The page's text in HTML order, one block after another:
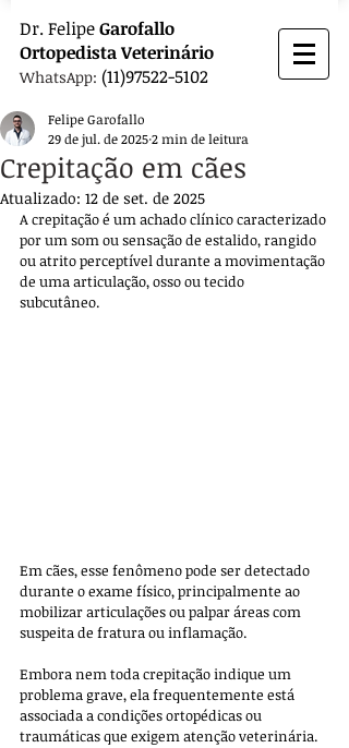
Dr. FelipeGarofallo
OrtopedistaVeterinário
WhatsApp: (11)97522-5102
Crepitação em cães
Felipe Garofallo
29 de jul. de 20252 min de leitura
Atualizado: 12 de set. de 2025
A crepitação é um achado clínico caracterizado
por um som ou sensação de estalido, rangido
ou atrito perceptível durante a movimentação
de uma articulação, osso ou tecido
subcutâneo.
Em cães, esse fenômeno pode ser detectado
durante o exame físico, principalmente ao
mobilizar articulações ou palpar áreas com
suspeita de fratura ou inflamação.
Embora nem toda crepitação indique um
problema grave, ela frequentemente está
associada a condições ortopédicas ou
traumáticas que exigem atenção veterinária.